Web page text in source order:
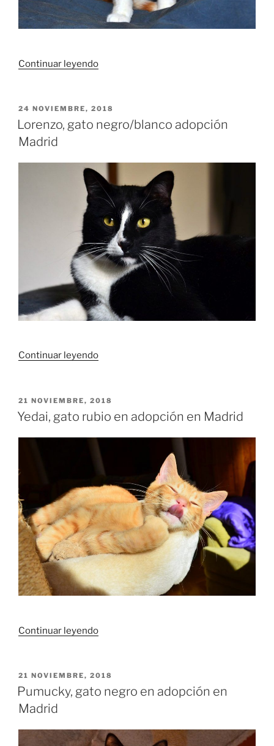
Continuar leyendo«Ríu,
y
naranja
PUBLICADO
EL
24 NOVIEMBRE, 2018
Lorenzo, gato negro/blanco adopción
Madrid
Continuar leyendo«Lorenzo,
adopción
Madrid»
PUBLICADO
EL
21 NOVIEMBRE, 2018
Yedai, gato rubio en adopción en Madrid
Continuar leyendo«Yedai,
en
adopción
PUBLICADO
EL
21 NOVIEMBRE, 2018
Pumucky, gato negro en adopción en
Madrid